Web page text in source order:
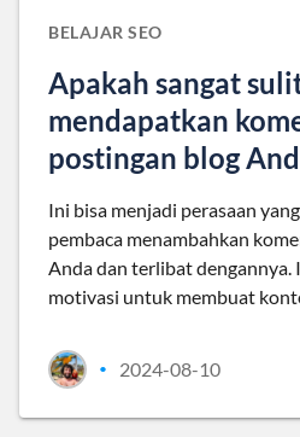
BELAJAR SEO
Apakah sangat
mendapatkan
postingan blog
Ini bisa menjadi perasaan
pembaca menambahkan
Anda dan terlibat dengannya.
motivasi untuk membuat
• 2024-08-10